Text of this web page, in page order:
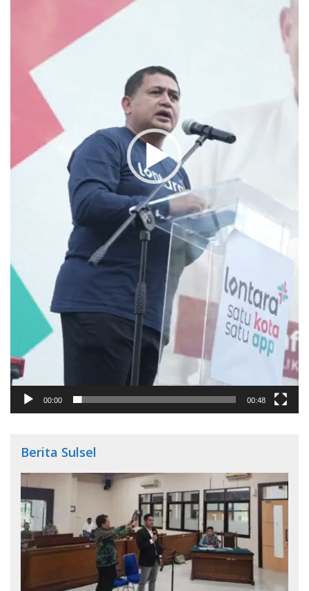
00:00 00:48
Berita Sulsel